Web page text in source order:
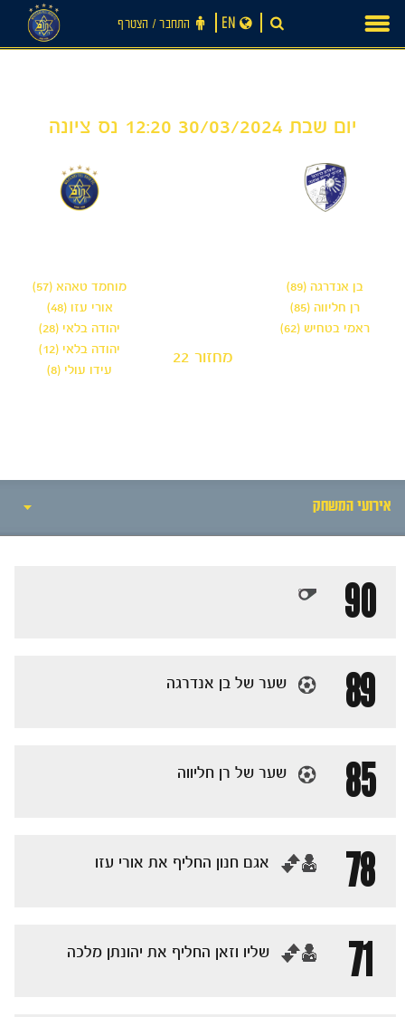
content
התחבר ‪/‬ הצטרף EN
יום שבת 30/03/2024 12:20 נס ציונה
מוחמד טאהא (57)
אורי עזו (48)
יהודה בלאי (28)
יהודה בלאי (12)
עידו עולי (8)
בן אנדרגה (89)
רן חליווה (85)
ראמי בטחיש (62)
מחזור 22
אירועי המשחק
סיקור המשחק
גלריה
90
89
שער של בן אנדרגה
85 שער של רן חליווה
78 ‏אגם חנון החליף את אורי עזו
71 ‏שליו וזאן החליף את יהונתן מלכה